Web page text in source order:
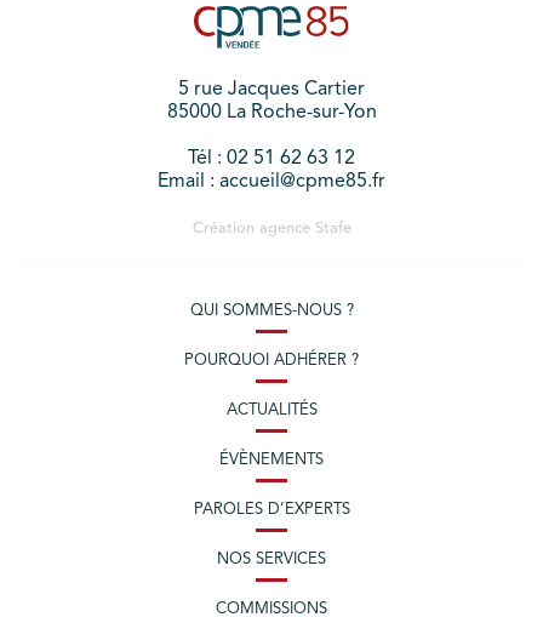
5 rue Jacques Cartier
85000 La Roche-sur-Yon
Tél : 02 51 62 63 12
Email : accueil@cpme85.fr
Création agence Stafe
QUI SOMMES-NOUS ?
POURQUOI ADHÉRER ?
ACTUALITÉS
ÉVÈNEMENTS
PAROLES D’EXPERTS
NOS SERVICES
COMMISSIONS